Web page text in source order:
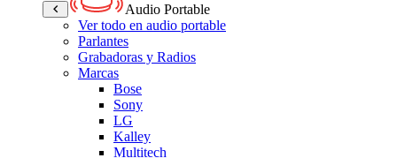
Audio Portable
Ver todo en audio portable
Parlantes
Grabadoras y Radios
Marcas
Bose
Sony
LG
Kalley
Multitech